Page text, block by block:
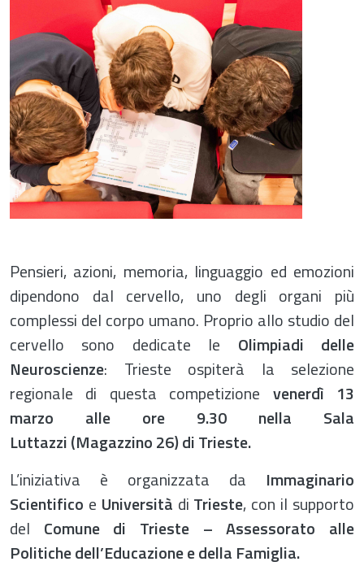
Pensieri, azioni, memoria, linguaggio ed emozioni
dipendono dal cervello, uno degli organi più
complessi del corpo umano. Proprio allo studio del
cervello sono dedicate le Olimpiadi delle
Neuroscienze: Trieste ospiterà la selezione
regionale di questa competizione venerdì 13
marzo alle ore 9.30 nella Sala
Luttazzi (Magazzino 26) di Trieste.
L’iniziativa è organizzata da Immaginario
Scientifico e Università di Trieste, con il supporto
del Comune di Trieste – Assessorato alle
Politiche dell’Educazione e della Famiglia.